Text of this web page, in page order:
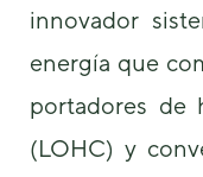
innovador
energía que
portadores de
(LOHC) y